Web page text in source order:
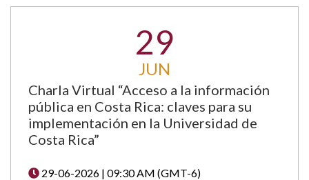
29
JUN
Charla Virtual “Acceso a la información
pública en Costa Rica: claves para su
implementación en la Universidad de
Costa Rica”
29-06-2026 | 09:30 AM (GMT-6)